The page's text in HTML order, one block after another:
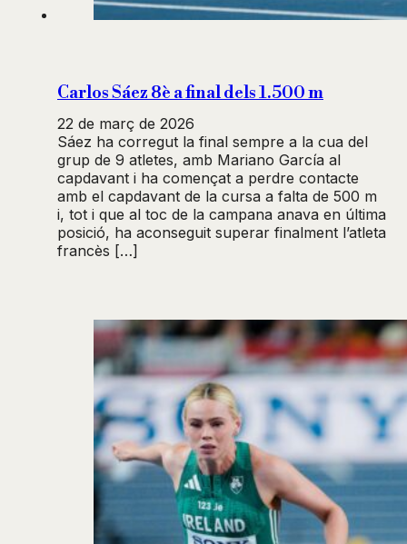
Carlos Sáez 8è a final dels 1.500 m
22 de març de 2026
Sáez ha corregut la final sempre a la cua del
grup de 9 atletes, amb Mariano García al
capdavant i ha començat a perdre contacte
amb el capdavant de la cursa a falta de 500 m
i, tot i que al toc de la campana anava en última
posició, ha aconseguit superar finalment l’atleta
francès […]